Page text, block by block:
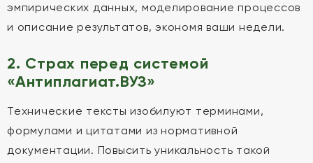
эмпирических данных, моделирование процессов
и описание результатов, экономя ваши недели.
2. Страх перед системой
«Антиплагиат.ВУЗ»
Технические тексты изобилуют терминами,
формулами и цитатами из нормативной
документации. Повысить уникальность такой